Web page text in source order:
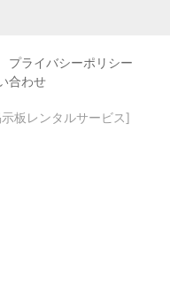
プライバシーポリシー
合わせ
板レンタルサービス]